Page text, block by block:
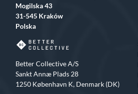
Mogilska 43
31-545 Kraków
Polska
Better Collective A/S
Sankt Annæ Plads 28
1250 København K, Denmark (DK)